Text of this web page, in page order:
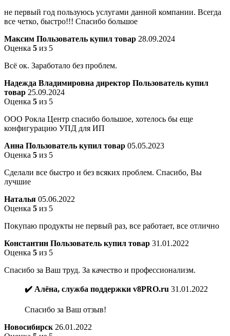
не первый год пользуюсь услугами данной компании. Всегда
все четко, быстро!!! Спасибо большое
Максим Пользователь купил товар 28.09.2024
Оценка 5 из 5
Всё ок. Заработало без проблем.
Надежда Владимировна директор Пользователь купил
товар 25.09.2024
Оценка 5 из 5
ООО Рокла Центр спасибо большое, хотелось бы еще
конфигурацию УПД для ИП
Анна Пользователь купил товар 05.05.2023
Оценка 5 из 5
Сделали все быстро и без всяких проблем. Спасибо, Вы
лучшие
Наталья 05.06.2022
Оценка 5 из 5
Покупаю продукты не первый раз, все работает, все отлично
Константин Пользователь купил товар 31.01.2022
Оценка 5 из 5
Спасибо за Ваш труд. За качество и профессионализм.
✔️ Алёна, служба поддержки v8PRO.ru 31.01.2022
Спасибо за Ваш отзыв!
Новосибирск 26.01.2022